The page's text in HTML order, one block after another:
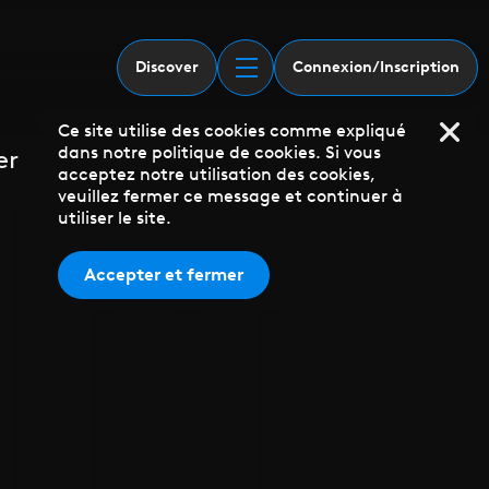
Discover Connexion/Inscription
Ce site utilise des cookies comme expliqué
dans notre politique de cookies. Si vous
acceptez notre utilisation des cookies,
veuillez fermer ce message et continuer à
utiliser le site.
Accepter et fermer